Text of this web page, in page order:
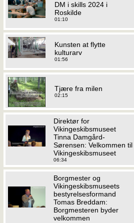
DM i skills 2024 i
Roskilde
01:10
Kunsten at flytte
kulturarv
01:56
Tjære fra milen
02:15
Direktør for
Vikingeskibsmuseet
Tinna Damgård-
Sørensen: Velkommen til
Vikingeskibsmuseet
06:34
Borgmester og
Vikingeskibsmuseets
bestyrelsesformand
Tomas Breddam:
Borgmesteren byder
velkommen